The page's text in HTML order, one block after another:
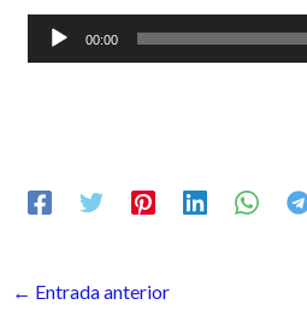
Reproductor
00:00
← Entrada anterior